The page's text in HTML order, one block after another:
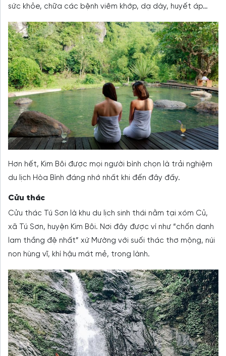
sức khỏe, chữa các bệnh viêm khớp, dạ dày, huyết áp…
Hơn hết, Kim Bôi được mọi người bình chọn là trải nghiệm
du lịch Hòa Bình đáng nhớ nhất khi đến đây đấy.
Cửu thác
Cửu thác Tú Sơn là khu du lịch sinh thái nằm tại xóm Củ,
xã Tú Sơn, huyện Kim Bôi. Nơi đây được ví như “chốn danh
lam thắng đệ nhất” xứ Mường với suối thác thơ mộng, núi
non hùng vĩ, khí hậu mát mẻ, trong lành.